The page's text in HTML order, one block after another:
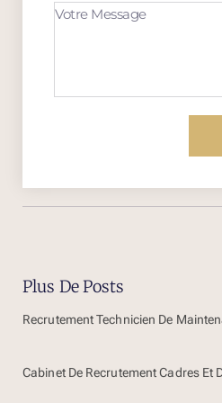
Plus De Posts
Recrutement Technicien De
Cabinet De Recrutement Cadres Et